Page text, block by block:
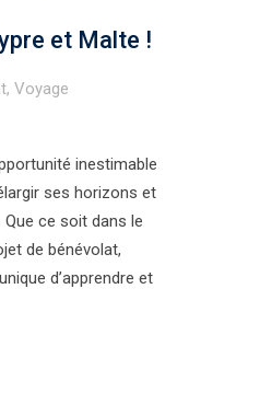
et Malte !
, Voyage
inestimable
ses horizons et
ce soit dans le
de bénévolat,
d’apprendre et